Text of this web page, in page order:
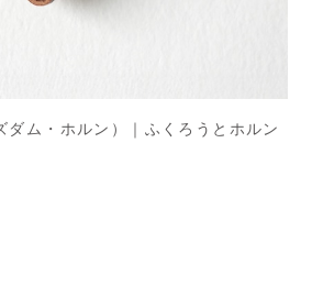
ダム・ホルン）｜ふくろうとホルン